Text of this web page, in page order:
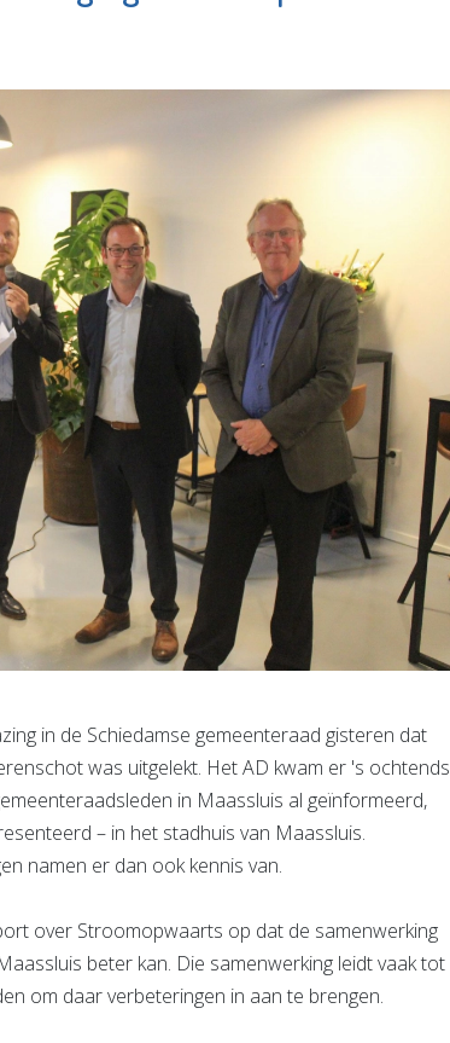
in de Schiedamse gemeenteraad gisteren dat
was uitgelekt. Het AD kwam er 's ochtends
in Maassluis al geïnformeerd,
– in het stadhuis van Maassluis.
namen er dan ook kennis van.
over Stroomopwaarts op dat de samenwerking
beter kan. Die samenwerking leidt vaak tot
om daar verbeteringen in aan te brengen.